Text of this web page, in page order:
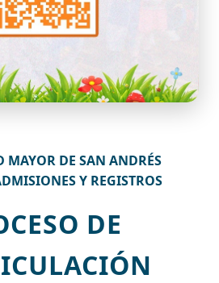
MAYOR DE SAN ANDRÉS
Y REGISTROS
DE